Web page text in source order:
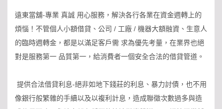
遠東當舖-專業 真誠 用心服務，解決各行各業在資金週轉上的
煩惱！不管個人小額借貸、公司 / 工廠 / 機器大額融資、生意人
的臨時週轉金，都是以滿足客戶需 求為優先考量，在業界也絕
對是服務第一 品質第一，給消費者一個安全合法的借貸管道。
提供合法借貸利息-絕非如地下錢莊的利息、暴力討債，也不用
像銀行般繁雜的手續以及以複利計息，造成聯徵次數過多與造